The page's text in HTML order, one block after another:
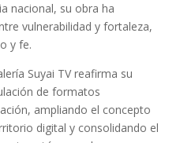
nacional, su obra ha
vulnerabilidad y fortaleza,
y fe.
Suyai TV reafirma su
de formatos
ampliando el concepto
digital y consolidando el